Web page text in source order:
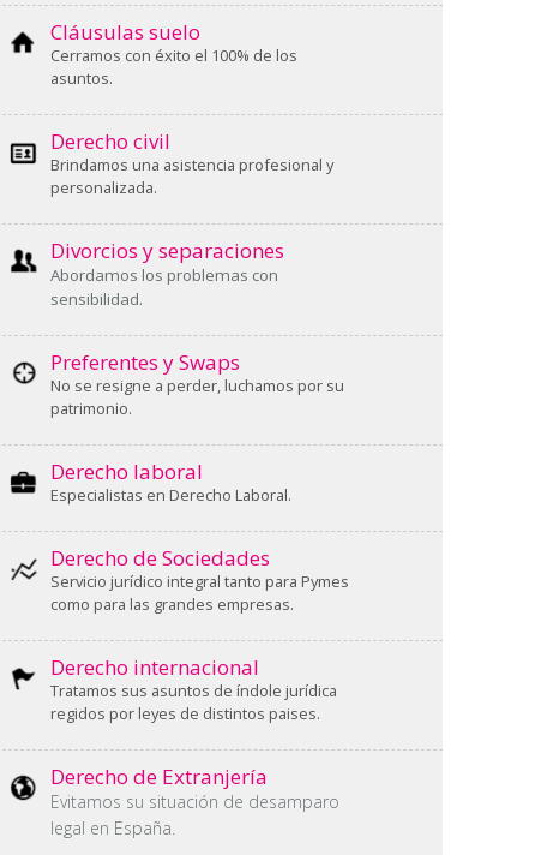
Cláusulas suelo
Cerramos con éxito el 100% de los
asuntos.
Derecho civil
Brindamos una asistencia profesional y
personalizada.
Divorcios y separaciones
Abordamos los problemas con
sensibilidad.
Preferentes y Swaps
No se resigne a perder, luchamos por su
patrimonio.
Derecho laboral
Especialistas en Derecho Laboral.
Derecho de Sociedades
Servicio jurídico integral tanto para Pymes
como para las grandes empresas.
Derecho internacional
Tratamos sus asuntos de índole jurídica
regidos por leyes de distintos paises.
Derecho de Extranjería
Evitamos su situación de desamparo
legal en España.